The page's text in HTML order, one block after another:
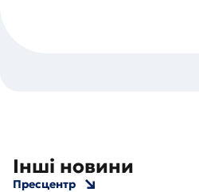
Інші новини
Пресцентр